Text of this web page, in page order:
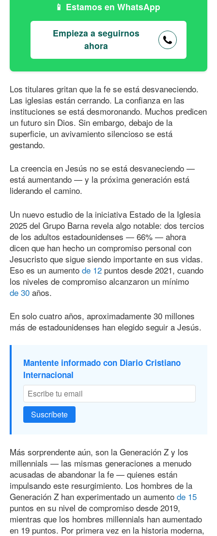
Estamos en WhatsApp
Empieza a seguirnos
ahora
Los titulares gritan que la fe se está desvaneciendo.
Las iglesias están cerrando. La confianza en las
instituciones se está desmoronando. Muchos predicen
un futuro sin Dios. Sin embargo, debajo de la
superficie, un avivamiento silencioso se está
gestando.
La creencia en Jesús no se está desvaneciendo —
está aumentando — y la próxima generación está
liderando el camino.
Un nuevo estudio de la iniciativa Estado de la Iglesia
2025 del Grupo Barna revela algo notable: dos tercios
de los adultos estadounidenses — 66% — ahora
dicen que han hecho un compromiso personal con
Jesucristo que sigue siendo importante en sus vidas.
Eso es un aumento de 12 puntos desde 2021, cuando
los niveles de compromiso alcanzaron un mínimo
de 30 años.
En solo cuatro años, aproximadamente 30 millones
más de estadounidenses han elegido seguir a Jesús.
Mantente informado con Diario Cristiano
Internacional
Suscríbete
Más sorprendente aún, son la Generación Z y los
millennials — las mismas generaciones a menudo
acusadas de abandonar la fe — quienes están
impulsando este resurgimiento. Los hombres de la
Generación Z han experimentado un aumento de 15
puntos en su nivel de compromiso desde 2019,
mientras que los hombres millennials han aumentado
en 19 puntos. Por primera vez en la historia moderna,